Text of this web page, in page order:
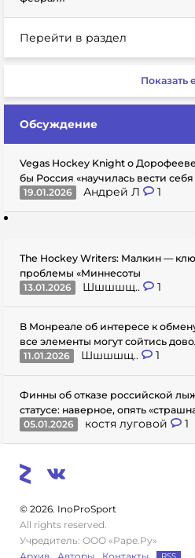
Перейти в раздел
Показать
Обсуждение
Vegas Hockey Knight о
бы Россия «научилась вести
19.01.2026
Андрей Л 1
The Hockey Writers: Малкин —
проблемы «Миннесоты
13.01.2026
Шшшшщ.. 1
В Монреале об интересе к
все элементы могут сойтись
11.01.2026
Шшшшщ.. 1
Финны об отказе российской
статусе: наверное, опять
05.01.2026
костя луговой 1
© 2026. InoProSport
All rights reserved.
Учредитель: ООО «Раре.Ру»